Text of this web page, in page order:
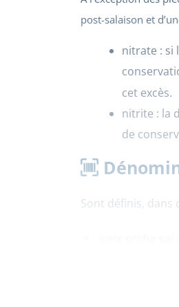
post-salaison et
nitrate : si
cet excès.
nitrite : la
de
Sont définis,